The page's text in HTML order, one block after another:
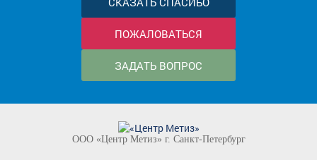
ПОЖАЛОВАТЬСЯ
ЗАДАТЬ ВОПРОС
ООО «Центр Метиз» г. Санкт-Петербург